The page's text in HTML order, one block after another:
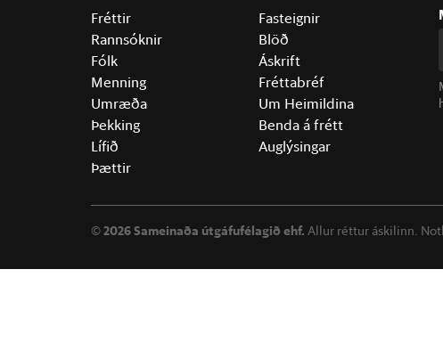
Fréttir
Rannsóknir
Fólk
Menning
Umræða
Þekking
Lífið
Þættir
Fasteignir
Blöð
Áskrift
Fréttabréf
Um Heimildina
Benda á frétt
Auglýsingar
©2026 Sameinaða útgáfufélagið ehf. Allur réttur áskilinn.